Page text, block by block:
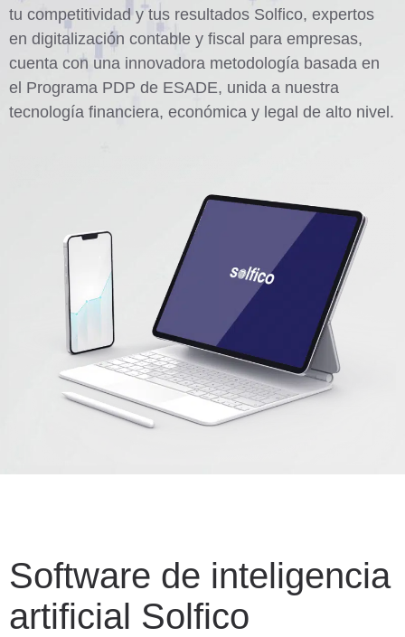
tu competitividad y tus resultados Solfico, expertos
en digitalización contable y fiscal para empresas,
cuenta con una innovadora metodología basada en
el Programa PDP de ESADE, unida a nuestra
tecnología financiera, económica y legal de alto nivel.
Software de inteligencia
artificial Solfico